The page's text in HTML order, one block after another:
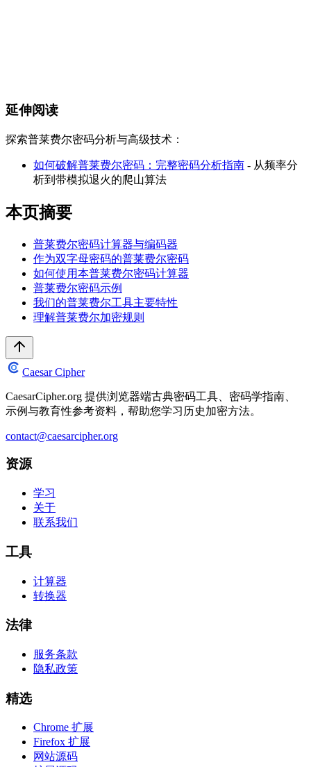
延伸阅读
探索普莱费尔密码分析与高级技术：
如何破解普莱费尔密码：完整密码分析指南 - 从频率分
析到带模拟退火的爬山算法
本页摘要
普莱费尔密码计算器与编码器
作为双字母密码的普莱费尔密码
如何使用本普莱费尔密码计算器
普莱费尔密码示例
我们的普莱费尔工具主要特性
理解普莱费尔加密规则
Caesar Cipher
CaesarCipher.org 提供浏览器端古典密码工具、密码学指南、
示例与教育性参考资料，帮助您学习历史加密方法。
contact@caesarcipher.org
资源
学习
关于
联系我们
工具
计算器
转换器
法律
服务条款
隐私政策
精选
Chrome 扩展
Firefox 扩展
网站源码